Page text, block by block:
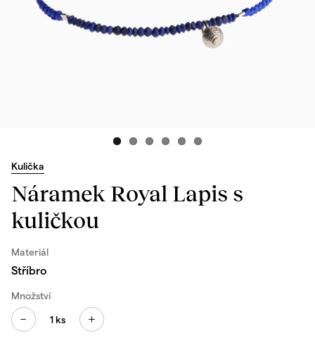
Kulička
Náramek Royal Lapis s
kuličkou
Materiál
Stříbro
Množství
1ks